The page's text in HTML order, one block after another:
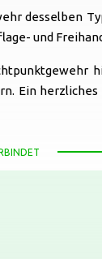
desselben
und
Ein